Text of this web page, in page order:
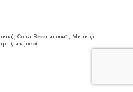
Соња Веселиновић, Милица
(дизајнер)